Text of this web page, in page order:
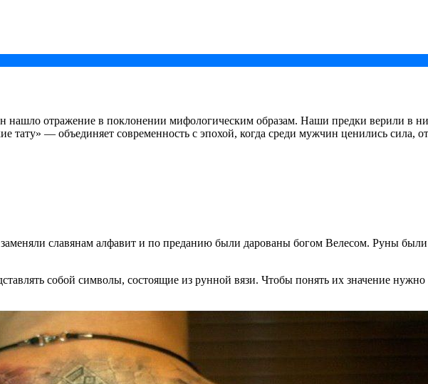
отражение в поклонении мифологическим образам. Наши предки верили в
тату» — объединяет современность с эпохой, когда среди мужчин ценились сила,
славянам алфавит и по преданию были дарованы богом Велесом. Руны
собой символы, состоящие из рунной вязи. Чтобы понять их значение